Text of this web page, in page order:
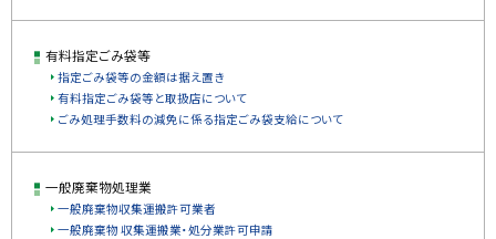
有料指定ごみ袋等
指定ごみ袋等の金額は据え置き
有料指定ごみ袋等と取扱店について
ごみ処理手数料の減免に係る指定ごみ袋支給について
一般廃棄物処理業
一般廃棄物収集運搬許可業者
一般廃棄物 収集運搬業・処分業許可申請